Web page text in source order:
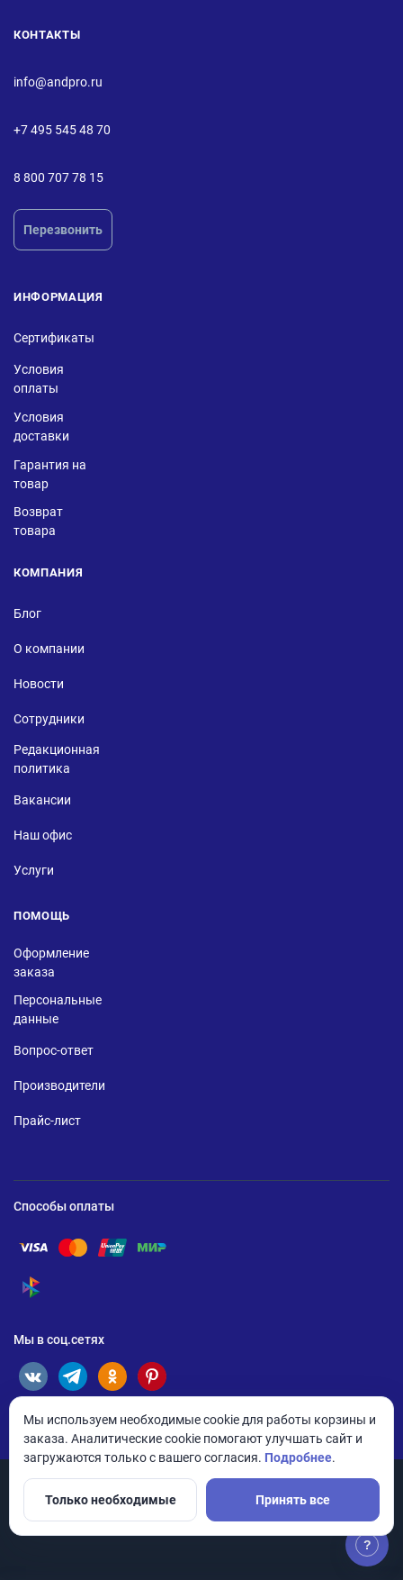
КОНТАКТЫ
info@andpro.ru
+7 495 545 48 70
8 800 707 78 15
Перезвонить
ИНФОРМАЦИЯ
Сертификаты
Условия
оплаты
Условия
доставки
Гарантия на
товар
Возврат
товара
КОМПАНИЯ
Блог
О компании
Новости
Сотрудники
Редакционная
политика
Вакансии
Наш офис
Услуги
ПОМОЩЬ
Оформление
заказа
Персональные
данные
Вопрос-ответ
Производители
Прайс-лист
Способы оплаты
Помощь по оплате Visa
Помощь по оплате Mastercard
Помощь по оплате UnionPay
Помощь по оплате Мир
Помощь по оплате СБП
Мы в соц.сетях
© 2026 ANDPRO / ООО «АНД-Системс»
?
Мы используем необходимые cookie для работы корзины и
заказа. Аналитические cookie помогают улучшать сайт и
загружаются только с вашего согласия. Подробнее.
Только необходимые Принять все